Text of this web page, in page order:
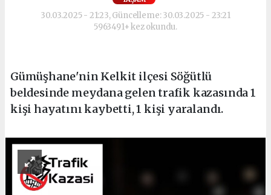
30.03.2025 - 21:23, Güncelleme: 30.03.2025 - 23:21
5963491+ kez okundu.
Gümüşhane'nin Kelkit ilçesi Söğütlü
beldesinde meydana gelen trafik kazasında 1
kişi hayatını kaybetti, 1 kişi yaralandı.